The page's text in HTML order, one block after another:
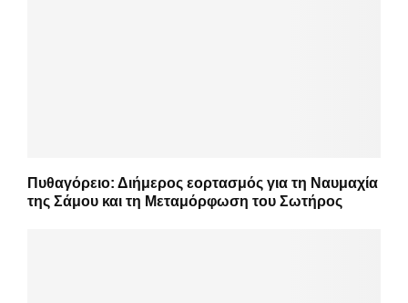
Πυθαγόρειο: Διήμερος εορτασμός για τη Ναυμαχία
της Σάμου και τη Μεταμόρφωση του Σωτήρος